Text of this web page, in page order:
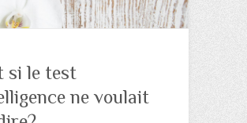
si le test
ne voulait